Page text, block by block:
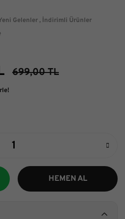
Gelenler , İndirimli Ürünler
699,00 TL
HEMEN AL